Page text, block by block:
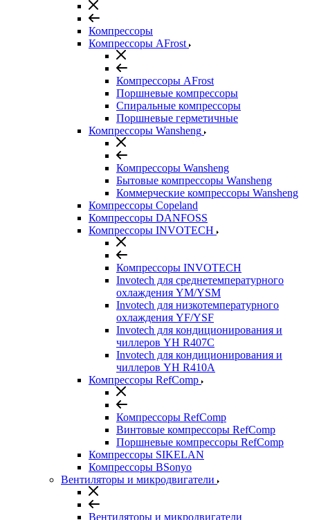
Компрессоры
Компрессоры AFrost
Компрессоры AFrost
Поршневые компрессоры
Спиральные компрессоры
Поршневые герметичные
Компрессоры Wansheng
Компрессоры Wansheng
Бытовые компрессоры Wansheng
Коммерческие компрессоры Wansheng
Компрессоры Copeland
Компрессоры DANFOSS
Компрессоры INVOTECH
Компрессоры INVOTECH
Invotech для среднетемпературного
охлаждения YM/YSM
Invotech для низкотемпературного
охлаждения YF/YSF
Invotech для кондиционирования и
чиллеров YH R407C
Invotech для кондиционирования и
чиллеров YH R410A
Компрессоры RefComp
Компрессоры RefComp
Винтовые компрессоры RefComp
Поршневые компрессоры RefComp
Компрессоры SIKELAN
Компрессоры BSonyo
Вентиляторы и микродвигатели
Вентиляторы и микродвигатели